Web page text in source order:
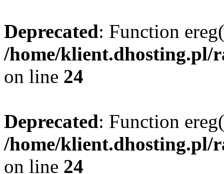
Deprecated: Function
/home/klient.dhosting.pl/
on line 24
Deprecated: Function
/home/klient.dhosting.pl/
on line 24